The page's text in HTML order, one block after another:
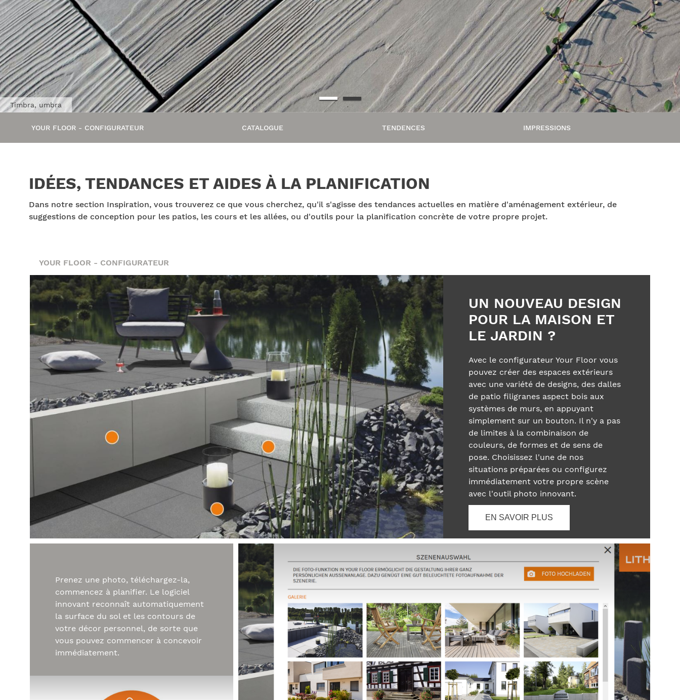
Timbra, umbra
YOUR FLOOR - CONFIGURATEUR CATALOGUE TENDENCES IMPRESSIONS
IDÉES, TENDANCES ET AIDES À LA PLANIFICATION
Dans notre section Inspiration, vous trouverez ce que vous cherchez, qu'il s'agisse des tendances actuelles en matière d'aménagement extérieur, de
suggestions de conception pour les patios, les cours et les allées, ou d'outils pour la planification concrète de votre propre projet.
YOUR FLOOR - CONFIGURATEUR
UN NOUVEAU DESIGN
POUR LA MAISON ET
LE JARDIN ?
Avec le configurateur Your Floor vous
pouvez créer des espaces extérieurs
avec une variété de designs, des dalles
de patio filigranes aspect bois aux
systèmes de murs, en appuyant
simplement sur un bouton. Il n'y a pas
de limites à la combinaison de
couleurs, de formes et de sens de
pose. Choisissez l'une de nos
situations préparées ou configurez
immédiatement votre propre scène
avec l'outil photo innovant.
EN SAVOIR PLUS
Prenez une photo, téléchargez-la,
commencez à planifier. Le logiciel
innovant reconnaît automatiquement
la surface du sol et les contours de
votre décor personnel, de sorte que
vous pouvez commencer à concevoir
immédiatement.